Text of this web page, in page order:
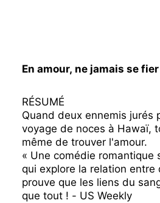
En amour, ne jamais se
RÉSUMÉ
Quand deux ennemis jurés
voyage de noces à Hawaï,
même de trouver l'amour.
« Une comédie romantique
qui explore la relation entre
prouve que les liens du
que tout ! - US Weekly